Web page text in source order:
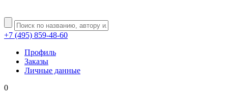
+7 (495) 859-48-60
Профиль
Заказы
Личные данные
0